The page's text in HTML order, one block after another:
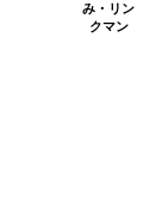
み・リン
クマン